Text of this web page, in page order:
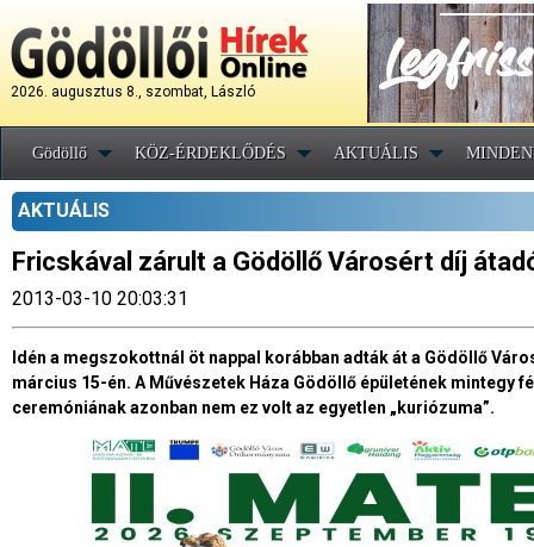
2026. augusztus 8., szombat, László
Gödöllő KÖZ-ÉRDEKLŐDÉS AKTUÁLIS
AKTUÁLIS
Fricskával zárult a Gödöllő Városért díj
2013-03-10 20:03:31
Idén a megszokottnál öt nappal korábban adták át a Gödöllő
március 15-én. A Művészetek Háza Gödöllő épületének mintegy
ceremóniának azonban nem ez volt az egyetlen „kuriózuma”.